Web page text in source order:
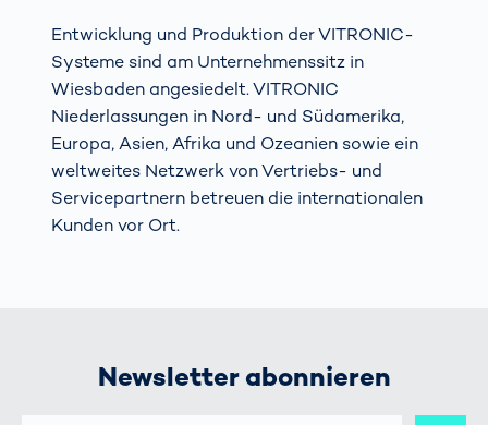
Entwicklung und Produktion der VITRONIC-
Systeme sind am Unternehmenssitz in
Wiesbaden angesiedelt. VITRONIC
Niederlassungen in Nord- und Südamerika,
Europa, Asien, Afrika und Ozeanien sowie ein
weltweites Netzwerk von Vertriebs- und
Servicepartnern betreuen die internationalen
Kunden vor Ort.
Newsletter abonnieren